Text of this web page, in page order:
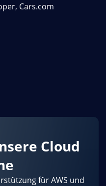
Cars.com
Cloud
für AWS und